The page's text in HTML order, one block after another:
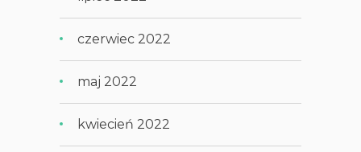
czerwiec 2022
maj 2022
kwiecień 2022